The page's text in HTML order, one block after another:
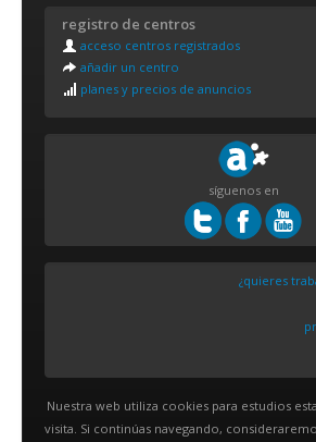
registro de centros
acceso centros registrados
añadir un centro
planes y precios de anuncios
síguenos en
¿quieres
Nuestra web utiliza cookies para estudios
visita. Si continúas navegando,